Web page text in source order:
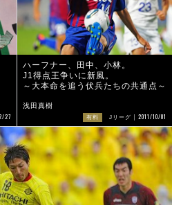
27
ハーフナー、田中、小林。
J1得点王争いに新風。
～大本命を追う伏兵たちの共通点～
浅田真樹
有料 Jリーグ 2011/10/01